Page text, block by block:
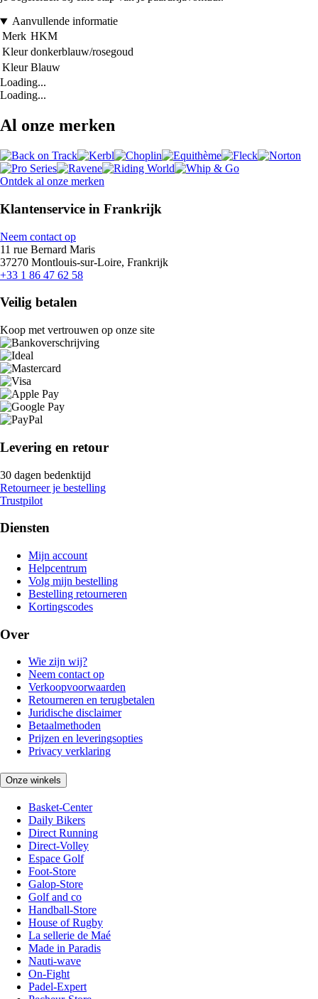
Aanvullende informatie
Merk HKM
Kleur donkerblauw/rosegoud
Kleur Blauw
Loading...
Loading...
Al onze merken
Ontdek al onze merken
Klantenservice in Frankrijk
Neem contact op
11 rue Bernard Maris
37270 Montlouis-sur-Loire, Frankrijk
+33 1 86 47 62 58
Veilig betalen
Koop met vertrouwen op onze site
Levering en retour
30 dagen bedenktijd
Retourneer je bestelling
Trustpilot
Diensten
Mijn account
Helpcentrum
Volg mijn bestelling
Bestelling retourneren
Kortingscodes
Over
Wie zijn wij?
Neem contact op
Verkoopvoorwaarden
Retourneren en terugbetalen
Juridische disclaimer
Betaalmethoden
Prijzen en leveringsopties
Privacy verklaring
Onze winkels
Basket-Center
Daily Bikers
Direct Running
Direct-Volley
Espace Golf
Foot-Store
Galop-Store
Golf and co
Handball-Store
House of Rugby
La sellerie de Maé
Made in Paradis
Nauti-wave
On-Fight
Padel-Expert